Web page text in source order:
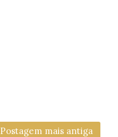
Postagem mais antiga